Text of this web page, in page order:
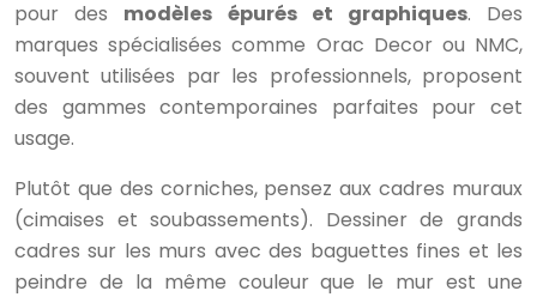
pour des modèles épurés et graphiques. Des
marques spécialisées comme Orac Decor ou NMC,
souvent utilisées par les professionnels, proposent
des gammes contemporaines parfaites pour cet
usage.
Plutôt que des corniches, pensez aux cadres muraux
(cimaises et soubassements). Dessiner de grands
cadres sur les murs avec des baguettes fines et les
peindre de la même couleur que le mur est une